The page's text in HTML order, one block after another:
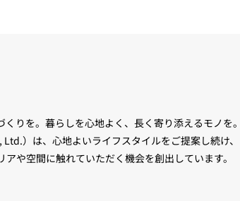
くりを。暮らしを心地よく、長く寄り添えるモノを。
Ltd.）は、心地よいライフスタイルをご提案し続け、
や空間に触れていただく機会を創出しています。